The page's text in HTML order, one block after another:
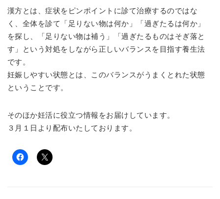
漢方とは、症状をピンポイントに診て治療するのではな
く、全体を診て「足りない物は何か」「過ぎたるは何か」
を探し、「足りない物は補う」「過ぎたるものはそぎ落と
す」という対処をしながら正しいバランスを目指す養生法
です。
妊娠しやすい状態とは、このバランスがうまくとれた状態
ということです。
そのほか妊活に役立つ情報をお届けしています。
３月１日より配布いたしております。